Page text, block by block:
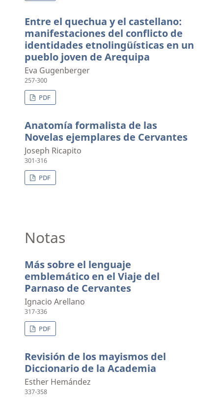
Entre el quechua y el castellano:
manifestaciones del conflicto de
identidades etnolingüísticas en un
pueblo joven de Arequipa
Eva Gugenberger
257-300
PDF
Anatomía formalista de las
Novelas ejemplares de Cervantes
Joseph Ricapito
301-316
PDF
Notas
Más sobre el lenguaje
emblemático en el Viaje del
Parnaso de Cervantes
Ignacio Arellano
317-336
PDF
Revisión de los mayismos del
Diccionario de la Academia
Esther Hemández
337-358